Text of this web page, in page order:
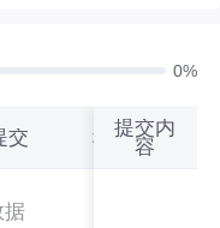
0%
交 积分
据
提交内
容